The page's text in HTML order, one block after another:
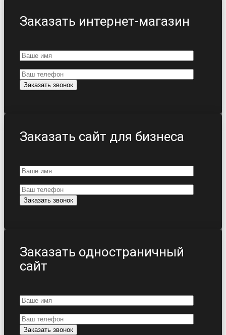
Заказать интернет-магазин
Заказать сайт для бизнеса
Заказать одностраничный
сайт